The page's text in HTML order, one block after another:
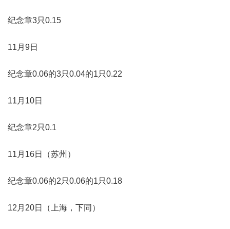
纪念章3只0.15
11月9日
纪念章0.06的3只0.04的1只0.22
11月10日
纪念章2只0.1
11月16日（苏州）
纪念章0.06的2只0.06的1只0.18
12月20日（上海，下同）